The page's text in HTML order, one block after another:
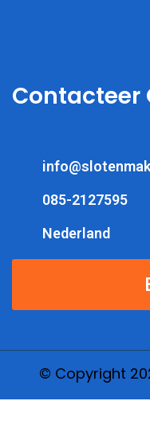
Contacteer
085-2127595
Nederland
© Copyright